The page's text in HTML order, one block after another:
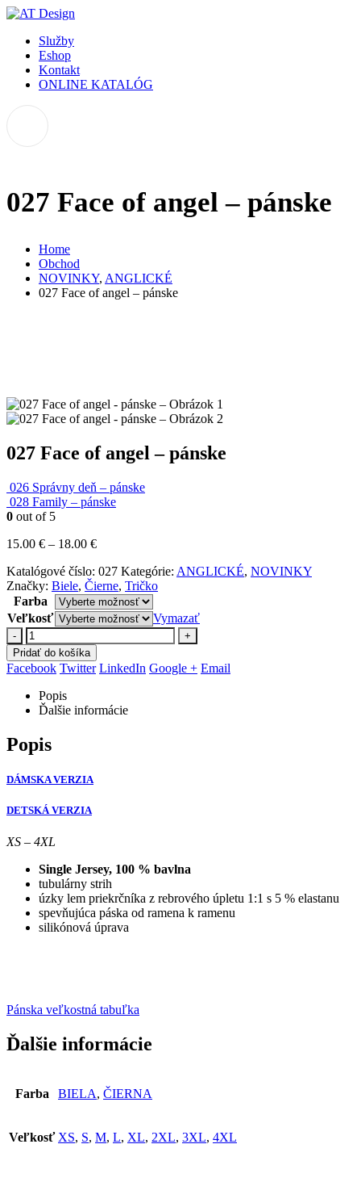
Služby
Eshop
Kontakt
ONLINE KATALÓG
027 Face of angel – pánske
Home
Obchod
NOVINKY, ANGLICKÉ
027 Face of angel – pánske
027 Face of angel – pánske
026 Správny deň – pánske
028 Family – pánske
0 out of 5
15.00 € – 18.00 €Price
15.00 €
through
18.00 €
Katalógové číslo: 027 Kategórie: ANGLICKÉ, NOVINKY
Značky: Biele, Čierne, Tričko
Farba
Veľkosť
Vymazať
-
+
Pridať do košíka
Facebook Twitter LinkedIn Google + Email
Popis
Ďalšie informácie
Popis
DÁMSKA VERZIA
DETSKÁ VERZIA
XS – 4XL
Single Jersey, 100 % bavlna
tubulárny strih
úzky lem priekrčníka z rebrového úpletu 1:1 s 5 % elastanu
spevňujúca páska od ramena k ramenu
silikónová úprava
Pánska veľkostná tabuľka
Ďalšie informácie
Farba BIELA, ČIERNA
Veľkosť XS, S, M, L, XL, 2XL, 3XL, 4XL